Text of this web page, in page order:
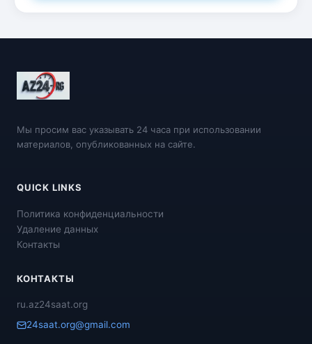
Мы просим вас указывать 24 часа при использовании
материалов, опубликованных на сайте.
QUICK LINKS
Политика конфиденциальности
Удаление данных
Контакты
КОНТАКТЫ
ru.az24saat.org
24saat.org@gmail.com